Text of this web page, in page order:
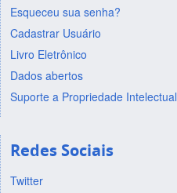
Esqueceu sua senha?
Cadastrar Usuário
Livro Eletrônico
Dados abertos
Suporte a Propriedade Intelectual
Redes Sociais
Twitter